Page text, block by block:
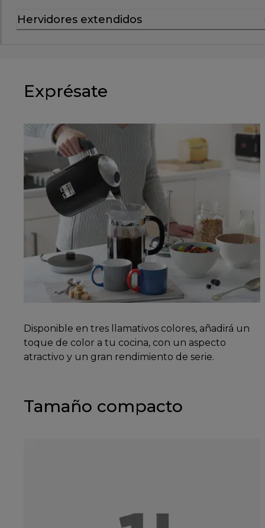
Hervidores extendidos
Exprésate
Disponible en tres llamativos colores, añadirá un
toque de color a tu cocina, con un aspecto
atractivo y un gran rendimiento de serie.
Tamaño compacto